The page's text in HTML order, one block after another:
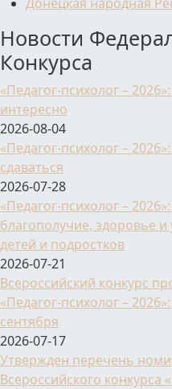
Новости
Конкурса
«Педагог-психолог –
интересно
2026-08-04
«Педагог-психолог –
сдаваться
2026-07-28
«Педагог-психолог –
благополучие, здоровье
детей и подростков
2026-07-21
Всероссийский конкурс
«Педагог-психолог –
сентября
2026-07-17
Утвержден перечень
Всероссийского конкурса